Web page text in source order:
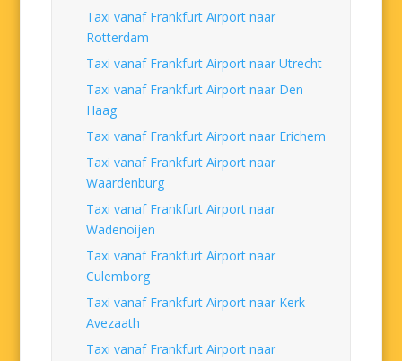
Taxi vanaf Frankfurt Airport naar
Rotterdam
Taxi vanaf Frankfurt Airport naar Utrecht
Taxi vanaf Frankfurt Airport naar Den
Haag
Taxi vanaf Frankfurt Airport naar Erichem
Taxi vanaf Frankfurt Airport naar
Waardenburg
Taxi vanaf Frankfurt Airport naar
Wadenoijen
Taxi vanaf Frankfurt Airport naar
Culemborg
Taxi vanaf Frankfurt Airport naar Kerk-
Avezaath
Taxi vanaf Frankfurt Airport naar